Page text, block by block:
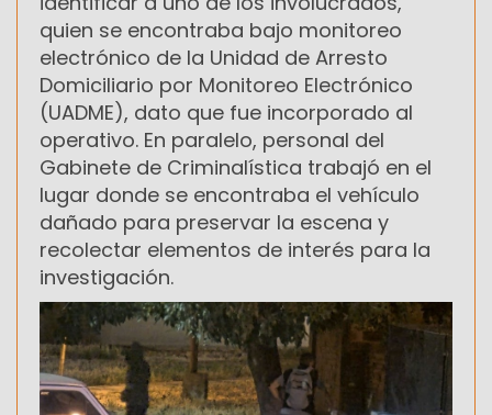
quien se encontraba bajo monitoreo
electrónico de la Unidad de Arresto
Domiciliario por Monitoreo Electrónico
(UADME), dato que fue incorporado al
operativo. En paralelo, personal del
Gabinete de Criminalística trabajó en el
lugar donde se encontraba el vehículo
dañado para preservar la escena y
recolectar elementos de interés para la
investigación.